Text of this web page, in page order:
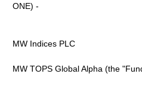
ONE) -
MW Indices PLC
MW TOPS Global Alpha (the